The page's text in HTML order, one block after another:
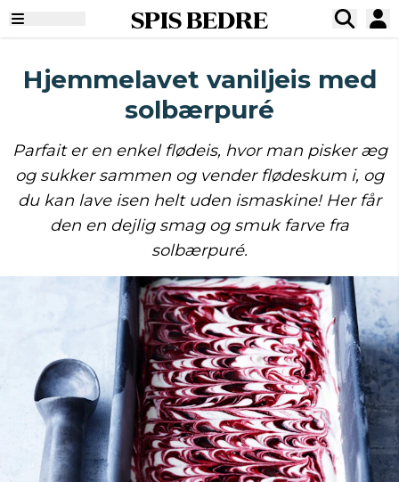
SPIS BEDRE
Hjemmelavet vaniljeis med
solbærpuré
Parfait er en enkel flødeis, hvor man pisker æg
og sukker sammen og vender flødeskum i, og
du kan lave isen helt uden ismaskine! Her får
den en dejlig smag og smuk farve fra
solbærpuré.